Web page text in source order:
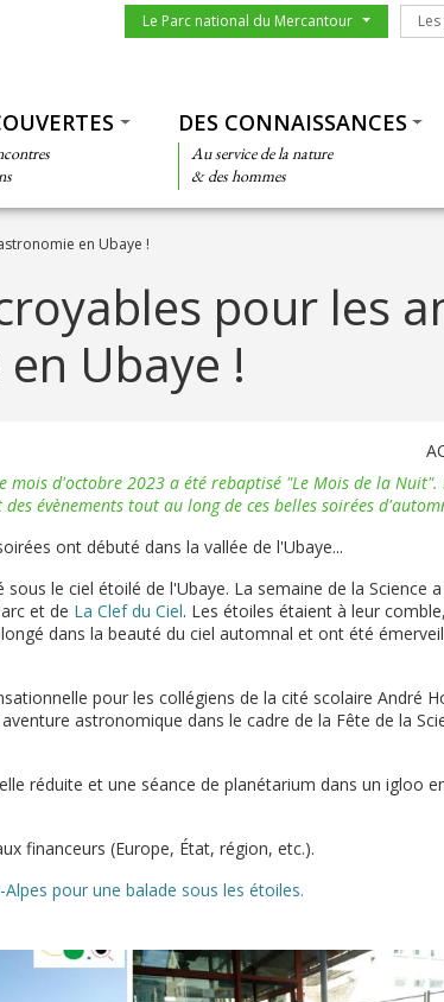
Menu du parc
Le Parc national du Mercantour Les
DES CONNAISSANCES
Au service de la nature
& des hommes
en Ubaye !
pour les
Ubaye !
mois d'octobre 2023 a été rebaptisé "Le Mois de la Nuit".
évènements tout au long de ces belles soirées
ont débuté dans la vallée de l'Ubaye...
le ciel étoilé de l'Ubaye. La semaine de la Science
et de La Clef du Ciel. Les étoiles étaient à leur
dans la beauté du ciel automnal et ont été
pour les collégiens de la cité scolaire André
astronomique dans le cadre de la Fête de la
réduite et une séance de planétarium dans un igloo
financeurs (Europe, État, région, etc.).
pour une balade sous les étoiles.